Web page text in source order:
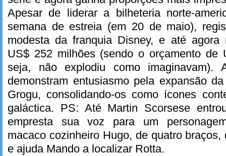
Apesar de liderar a bilheteria norte-
semana de estreia (em 20 de maio),
modesta da franquia Disney, e até agora
US$ 252 milhões (sendo o orçamento de
seja, não explodiu como imaginavam).
demonstram entusiasmo pela expansão
Grogu, consolidando-os como ícones
galáctica. PS: Até Martin Scorsese
empresta sua voz para um
macaco cozinheiro Hugo, de quatro
e ajuda Mando a localizar Rotta.